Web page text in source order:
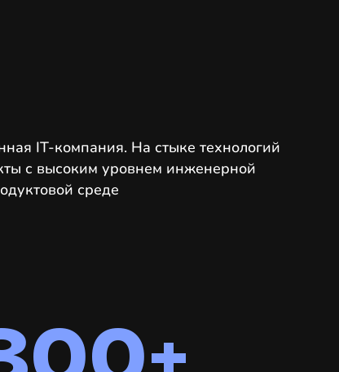
IT-компания. На стыке технологий
с высоким уровнем инженерной
среде